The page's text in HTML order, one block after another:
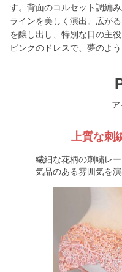
す。背面のコルセット調編
ラインを美しく演出。広が
を醸し出し、特別な日の主
ピンクのドレスで、夢のよ
上質な刺
繊細な花柄の刺繍レ
気品のある雰囲気を演